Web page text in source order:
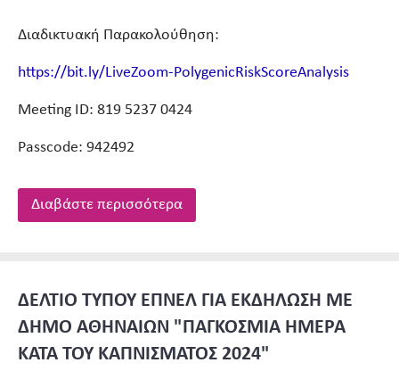
Διαδικτυακή Παρακολούθηση:
https://bit.ly/LiveZoom-PolygenicRiskScoreAnalysis
Meeting ID: 819 5237 0424
Passcode: 942492
Διαβάστε περισσότερα
ΔΕΛΤΙΟ ΤΥΠΟΥ ΕΠΝΕΛ ΓΙΑ ΕΚΔΗΛΩΣΗ ΜΕ
ΔΗΜΟ ΑΘΗΝΑΙΩΝ "ΠΑΓΚΟΣΜΙΑ ΗΜΕΡΑ
ΚΑΤΑ ΤΟΥ ΚΑΠΝΙΣΜΑΤΟΣ 2024"